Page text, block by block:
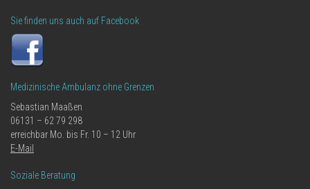
Sie finden uns auch auf Facebook
Medizinische Ambulanz ohne Grenzen
Sebastian Maaßen
06131 – 62 79 298
erreichbar Mo. bis Fr. 10 – 12 Uhr
E-Mail
Soziale Beratung